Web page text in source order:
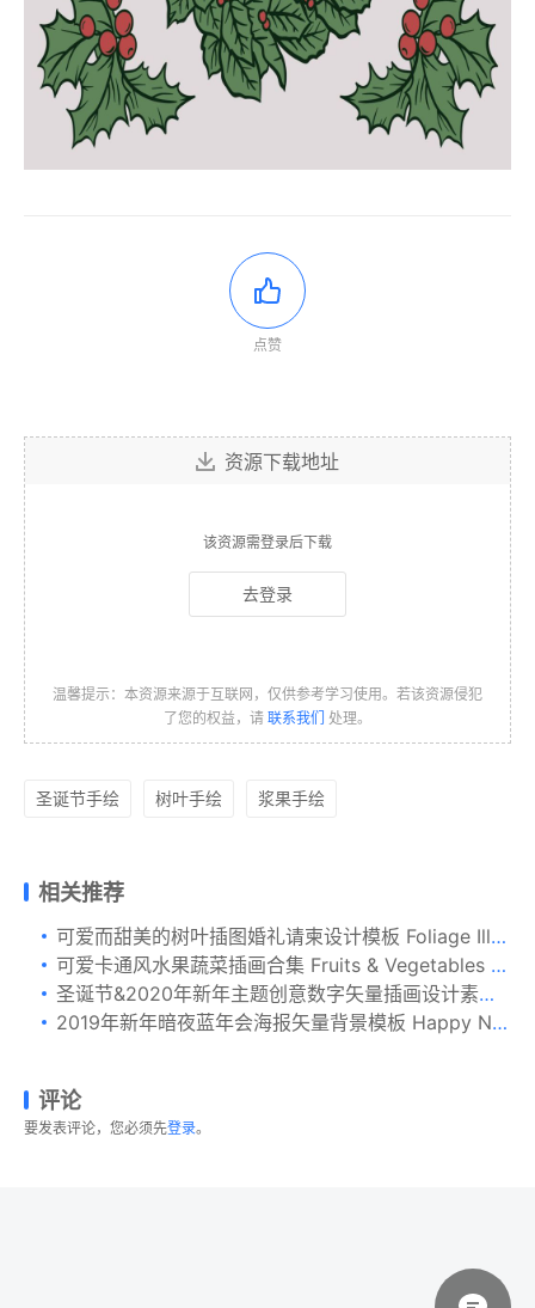
点赞
资源下载地址
该资源需登录后下载
去登录
温馨提示：本资源来源于互联网，仅供参考学习使用。若该资源侵犯
了您的权益，请 联系我们 处理。
圣诞节手绘 树叶手绘 浆果手绘
相关推荐
可爱而甜美的树叶插图婚礼请柬设计模板 Foliage Illustration Wedding Suite
可爱卡通风水果蔬菜插画合集 Fruits & Vegetables Muzzles
圣诞节&2020年新年主题创意数字矢量插画设计素材v4 New Year 2020 Business Greeting Card
2019年新年暗夜蓝年会海报矢量背景模板 Happy New Year 2019
评论
要发表评论，您必须先登录。